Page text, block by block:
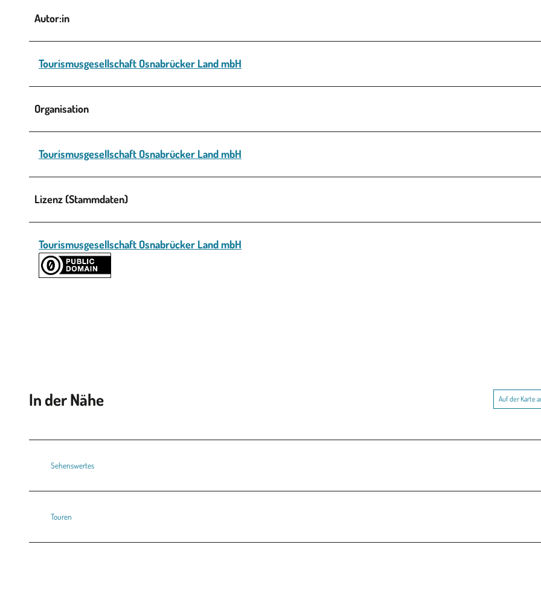
Autor:in
Tourismusgesellschaft Osnabrücker Land mbH
Organisation
Tourismusgesellschaft Osnabrücker Land mbH
Lizenz (Stammdaten)
Tourismusgesellschaft Osnabrücker Land mbH
In der Nähe Auf der Karte
Sehenswertes
Touren